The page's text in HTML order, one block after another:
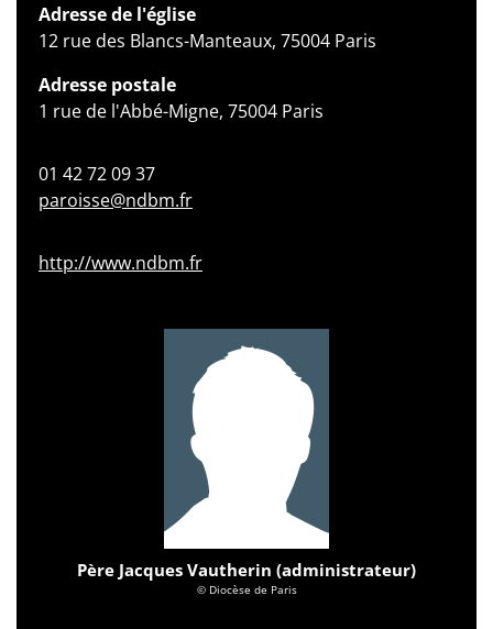
Adresse de l'église
12 rue des Blancs-Manteaux, 75004 Paris
Adresse postale
1 rue de l'Abbé-Migne, 75004 Paris
01 42 72 09 37
paroisse@ndbm.fr
http://www.ndbm.fr
Père Jacques Vautherin (administrateur)
© Diocèse de Paris